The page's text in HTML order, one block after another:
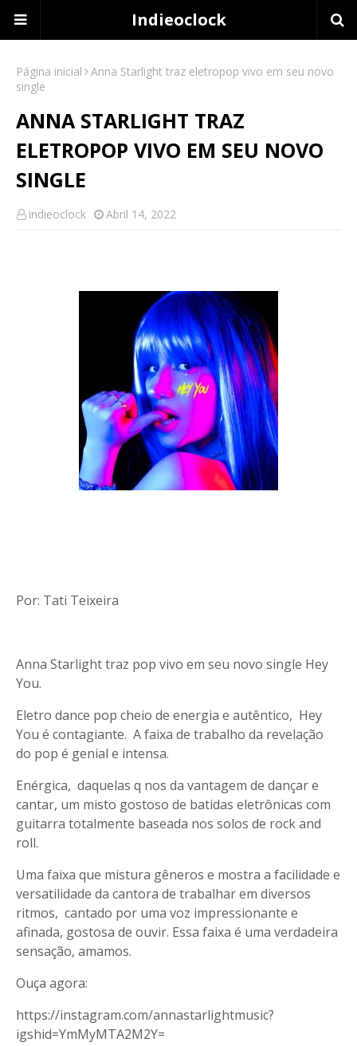
Indieoclock
Página inicial
Anna Starlight traz eletropop vivo em seu novo
single
ANNA STARLIGHT TRAZ
ELETROPOP VIVO EM SEU NOVO
SINGLE
indieoclock Abril 14, 2022
Por: Tati Teixeira
Anna Starlight traz pop vivo em seu novo single Hey
You.
Eletro dance pop cheio de energia e autêntico, Hey
You é contagiante. A faixa de trabalho da revelação
do pop é genial e intensa.
Enérgica, daquelas q nos da vantagem de dançar e
cantar, um misto gostoso de batidas eletrônicas com
guitarra totalmente baseada nos solos de rock and
roll.
Uma faixa que mistura gêneros e mostra a facilidade e
versatilidade da cantora de trabalhar em diversos
ritmos, cantado por uma voz impressionante e
afinada, gostosa de ouvir. Essa faixa é uma verdadeira
sensação, amamos.
Ouça agora:
https://instagram.com/annastarlightmusic?
igshid=YmMyMTA2M2Y=